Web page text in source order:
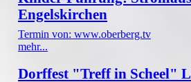
Engelskirchen
Termin von: www.oberberg.tv
mehr...
Dorffest "Treff in Scheel"